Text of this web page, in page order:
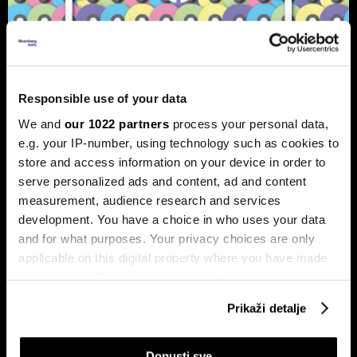
Responsible use of your data
We and our 1022 partners process your personal data,
e.g. your IP-number, using technology such as cookies to
store and access information on your device in order to
serve personalized ads and content, ad and content
measurement, audience research and services
development. You have a choice in who uses your data
and for what purposes. Your privacy choices are only
applicable on this digital property where you have made
your choices. You can change or withdraw your consent
If you allow, we would also like to:
Prikaži detalje
Bloomberg Adria Top 25: Kompanije
koje su obilježile 2025. godinu
Pronašli smo 25 kompanija iz regije koje su ostavile najveći
trag u 2025. godini.
BYD vodi u globalnoj utrci za
Ljudi koji su obilježili 2024. i